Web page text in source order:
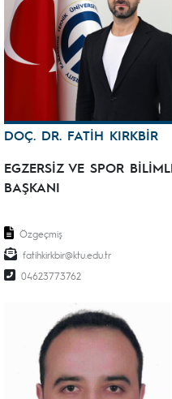
DOÇ. DR. FATİH KIRKBİR
EGZERSİZ VE SPOR
BAŞKANI
Özgeçmiş
fatihkirkbir@ktu.edu.tr
04623773762